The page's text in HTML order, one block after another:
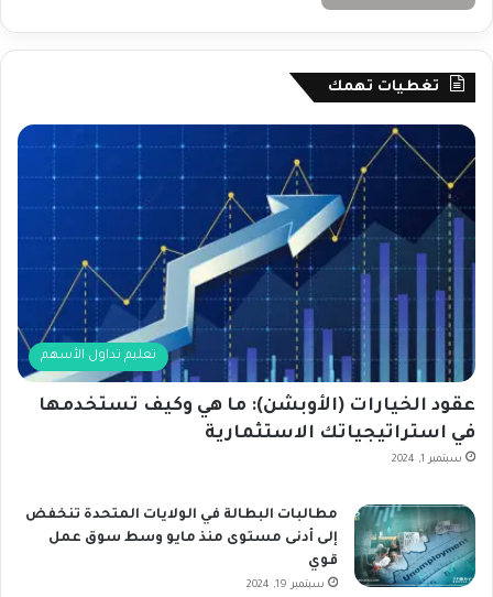
تغطيات تهمك
تعليم تداول الأسهم
عقود الخيارات (الأوبشن): ما هي وكيف تستخدمها
في استراتيجياتك الاستثمارية
سبتمبر 1, 2024
مطالبات البطالة في الولايات المتحدة تنخفض
إلى أدنى مستوى منذ مايو وسط سوق عمل
قوي
سبتمبر 19, 2024